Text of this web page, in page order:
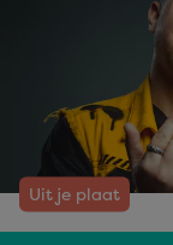
Uit je plaat